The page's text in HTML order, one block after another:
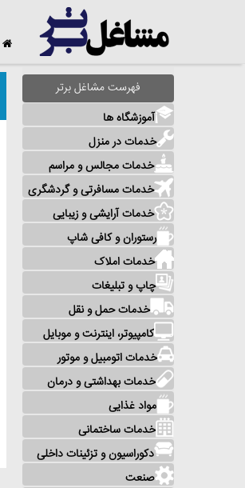
فهرست مشاغل برتر
آموزشگاه ها
خدمات در منزل
خدمات مجالس و مراسم
خدمات مسافرتی و گردشگری
خدمات آرایشی و زیبایی
رستوران و کافی شاپ
خدمات املاک
چاپ و تبلیغات
خدمات حمل و نقل
کامپیوتر، اینترنت و موبایل
خدمات اتومبیل و موتور
خدمات بهداشتی و درمان
مواد غذایی
خدمات ساختمانی
دکوراسیون و تزئینات داخلی
صنعت